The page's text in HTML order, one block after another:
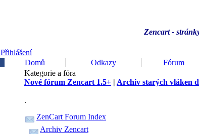
Zencart -
Přihlášení
Domů
Odkazy Fórum
Kategorie a fóra
Nové fórum Zencart 1.5+ | Archiv starých vláken
.
ZenCart Forum Index
Archiv Zencart